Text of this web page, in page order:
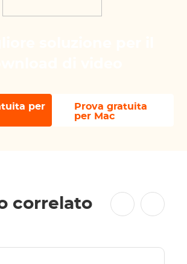
per
Prova gratuita
per Mac
correlato